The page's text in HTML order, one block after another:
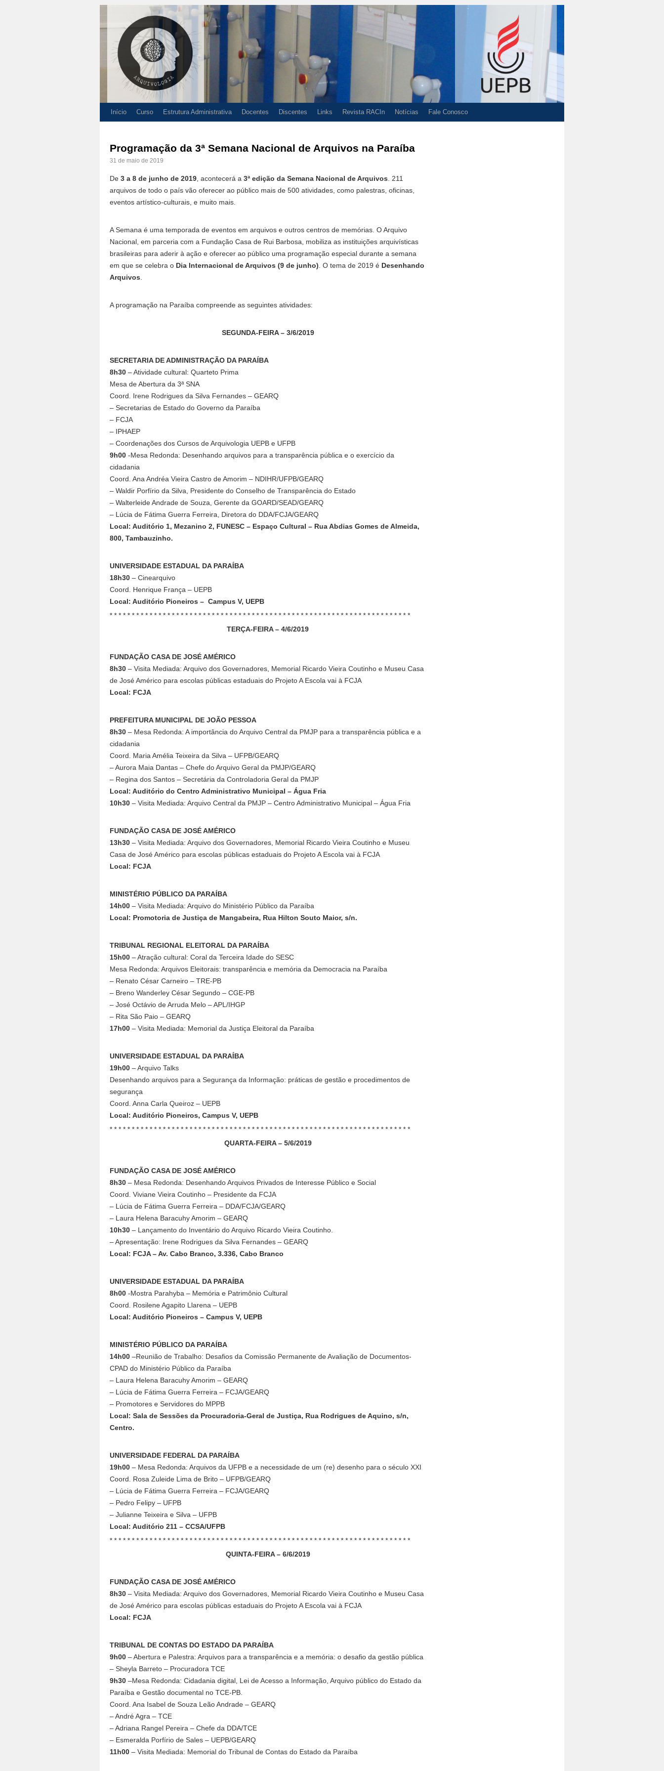
Início Curso Estrutura Administrativa Docentes Discentes Links Revista RACIn Notícias Fale Conosco
Programação da 3ª Semana Nacional de Arquivos na Paraíba
31 de maio de 2019
De 3 a 8 de junho de 2019 , acontecerá a 3ª edição da Semana Nacional de Arquivos . 211
arquivos de todo o país vão oferecer ao público mais de 500 atividades, como palestras, oficinas,
eventos artístico-culturais, e muito mais.
A Semana é uma temporada de eventos em arquivos e outros centros de memórias. O Arquivo
Nacional, em parceria com a Fundação Casa de Rui Barbosa, mobiliza as instituições arquivísticas
brasileiras para aderir à ação e oferecer ao público uma programação especial durante a semana
em que se celebra o Dia Internacional de Arquivos (9 de junho) . O tema de 2019 é Desenhando
Arquivos
A programação na Paraíba compreende as seguintes atividades:
SEGUNDA-FEIRA – 3/6/2019
SECRETARIA DE ADMINISTRAÇÃO DA PARAÍBA
8h30 – Atividade cultural: Quarteto Prima
Mesa de Abertura da 3ª SNA
Coord. Irene Rodrigues da Silva Fernandes – GEARQ
– Secretarias de Estado do Governo da Paraíba
– FCJA
– IPHAEP
– Coordenações dos Cursos de Arquivologia UEPB e UFPB
9h00 -Mesa Redonda: Desenhando arquivos para a transparência pública e o exercício da
cidadania
Coord. Ana Andréa Vieira Castro de Amorim – NDIHR/UFPB/GEARQ
– Waldir Porfírio da Silva, Presidente do Conselho de Transparência do Estado
– Walterleide Andrade de Souza, Gerente da GOARD/SEAD/GEARQ
– Lúcia de Fátima Guerra Ferreira, Diretora do DDA/FCJA/GEARQ
Local: Auditório 1, Mezanino 2, FUNESC – Espaço Cultural – Rua Abdias Gomes de Almeida,
800, Tambauzinho.
UNIVERSIDADE ESTADUAL DA PARAÍBA
18h30 – Cinearquivo
Coord. Henrique França – UEPB
Local: Auditório Pioneiros – Campus V, UEPB
* * * * * * * * * * * * * * * * * * * * * * * * * * * * * * * * * * * * * * * * * * * * * * * * * * * * * * * * * * * * * * * * * * * *
TERÇA-FEIRA – 4/6/2019
FUNDAÇÃO CASA DE JOSÉ AMÉRICO
8h30 – Visita Mediada: Arquivo dos Governadores, Memorial Ricardo Vieira Coutinho e Museu Casa
de José Américo para escolas públicas estaduais do Projeto A Escola vai à FCJA
Local: FCJA
PREFEITURA MUNICIPAL DE JOÃO PESSOA
8h30 – Mesa Redonda: A importância do Arquivo Central da PMJP para a transparência pública e a
cidadania
Coord. Maria Amélia Teixeira da Silva – UFPB/GEARQ
– Aurora Maia Dantas – Chefe do Arquivo Geral da PMJP/GEARQ
– Regina dos Santos – Secretária da Controladoria Geral da PMJP
Local: Auditório do Centro Administrativo Municipal – Água Fria
10h30 – Visita Mediada: Arquivo Central da PMJP – Centro Administrativo Municipal – Água Fria
FUNDAÇÃO CASA DE JOSÉ AMÉRICO
13h30 – Visita Mediada: Arquivo dos Governadores, Memorial Ricardo Vieira Coutinho e Museu
Casa de José Américo para escolas públicas estaduais do Projeto A Escola vai à FCJA
Local: FCJA
MINISTÉRIO PÚBLICO DA PARAÍBA
14h00 – Visita Mediada: Arquivo do Ministério Público da Paraíba
Local: Promotoria de Justiça de Mangabeira, Rua Hilton Souto Maior, s/n.
TRIBUNAL REGIONAL ELEITORAL DA PARAÍBA
15h00 – Atração cultural: Coral da Terceira Idade do SESC
Mesa Redonda: Arquivos Eleitorais: transparência e memória da Democracia na Paraíba
– Renato César Carneiro – TRE-PB
– Breno Wanderley César Segundo – CGE-PB
– José Octávio de Arruda Melo – APL/IHGP
– Rita São Paio – GEARQ
17h00 – Visita Mediada: Memorial da Justiça Eleitoral da Paraíba
UNIVERSIDADE ESTADUAL DA PARAÍBA
19h00 – Arquivo Talks
Desenhando arquivos para a Segurança da Informação: práticas de gestão e procedimentos de
segurança
Coord. Anna Carla Queiroz – UEPB
Local: Auditório Pioneiros, Campus V, UEPB
* * * * * * * * * * * * * * * * * * * * * * * * * * * * * * * * * * * * * * * * * * * * * * * * * * * * * * * * * * * * * * * * * * * *
QUARTA-FEIRA – 5/6/2019
FUNDAÇÃO CASA DE JOSÉ AMÉRICO
8h30 – Mesa Redonda: Desenhando Arquivos Privados de Interesse Público e Social
Coord. Viviane Vieira Coutinho – Presidente da FCJA
– Lúcia de Fátima Guerra Ferreira – DDA/FCJA/GEARQ
– Laura Helena Baracuhy Amorim – GEARQ
10h30 – Lançamento do Inventário do Arquivo Ricardo Vieira Coutinho.
– Apresentação: Irene Rodrigues da Silva Fernandes – GEARQ
Local: FCJA – Av. Cabo Branco, 3.336, Cabo Branco
UNIVERSIDADE ESTADUAL DA PARAÍBA
8h00 -Mostra Parahyba – Memória e Patrimônio Cultural
Coord. Rosilene Agapito Llarena – UEPB
Local: Auditório Pioneiros – Campus V, UEPB
MINISTÉRIO PÚBLICO DA PARAÍBA
14h00 –Reunião de Trabalho: Desafios da Comissão Permanente de Avaliação de Documentos-
CPAD do Ministério Público da Paraíba
– Laura Helena Baracuhy Amorim – GEARQ
– Lúcia de Fátima Guerra Ferreira – FCJA/GEARQ
– Promotores e Servidores do MPPB
Local: Sala de Sessões da Procuradoria-Geral de Justiça, Rua Rodrigues de Aquino, s/n,
Centro.
UNIVERSIDADE FEDERAL DA PARAÍBA
19h00 – Mesa Redonda: Arquivos da UFPB e a necessidade de um (re) desenho para o século XXI
Coord. Rosa Zuleide Lima de Brito – UFPB/GEARQ
– Lúcia de Fátima Guerra Ferreira – FCJA/GEARQ
– Pedro Felipy – UFPB
– Julianne Teixeira e Silva – UFPB
Local: Auditório 211 – CCSA/UFPB
* * * * * * * * * * * * * * * * * * * * * * * * * * * * * * * * * * * * * * * * * * * * * * * * * * * * * * * * * * * * * * * * * * * *
QUINTA-FEIRA – 6/6/2019
FUNDAÇÃO CASA DE JOSÉ AMÉRICO
8h30 – Visita Mediada: Arquivo dos Governadores, Memorial Ricardo Vieira Coutinho e Museu Casa
de José Américo para escolas públicas estaduais do Projeto A Escola vai à FCJA
Local: FCJA
TRIBUNAL DE CONTAS DO ESTADO DA PARAÍBA
9h00 – Abertura e Palestra: Arquivos para a transparência e a memória: o desafio da gestão pública
– Sheyla Barreto – Procuradora TCE
9h30 –Mesa Redonda: Cidadania digital, Lei de Acesso a Informação, Arquivo público do Estado da
Paraíba e Gestão documental no TCE-PB.
Coord. Ana Isabel de Souza Leão Andrade – GEARQ
– André Agra – TCE
– Adriana Rangel Pereira – Chefe da DDA/TCE
– Esmeralda Porfírio de Sales – UEPB/GEARQ
11h00 – Visita Mediada: Memorial do Tribunal de Contas do Estado da Paraíba